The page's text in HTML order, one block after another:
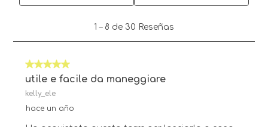
8
Reseñas.
1 – 8 de 30 Reseñas
5 de 5 estrellas.
utile e facile da maneggiare
kelly_ele
hace un año